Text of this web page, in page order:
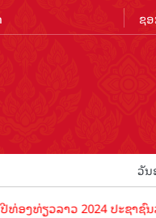
ວັນ
ວລາວ 2024 ປະຊາຊົນລາວ